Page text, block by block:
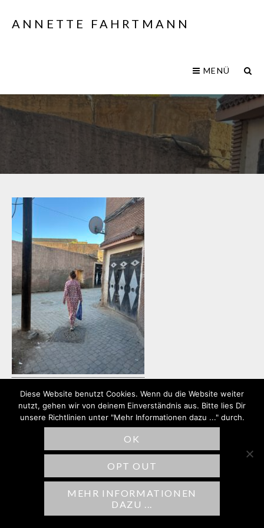
ANNETTE FAHRTMANN
MENÜ
SCHREIBE EINEN
KOMMENTAR
Deine E-Mail-Adresse wird nicht
veröffentlicht. Erforderliche Felder sind
Diese Website benutzt Cookies. Wenn du die Website weiter
nutzt, gehen wir von deinem Einverständnis aus. Bitte lies Dir
unsere Richtlinien unter "Mehr Informationen dazu ..." durch.
OK
OPT OUT
MEHR INFORMATIONEN
DAZU ...